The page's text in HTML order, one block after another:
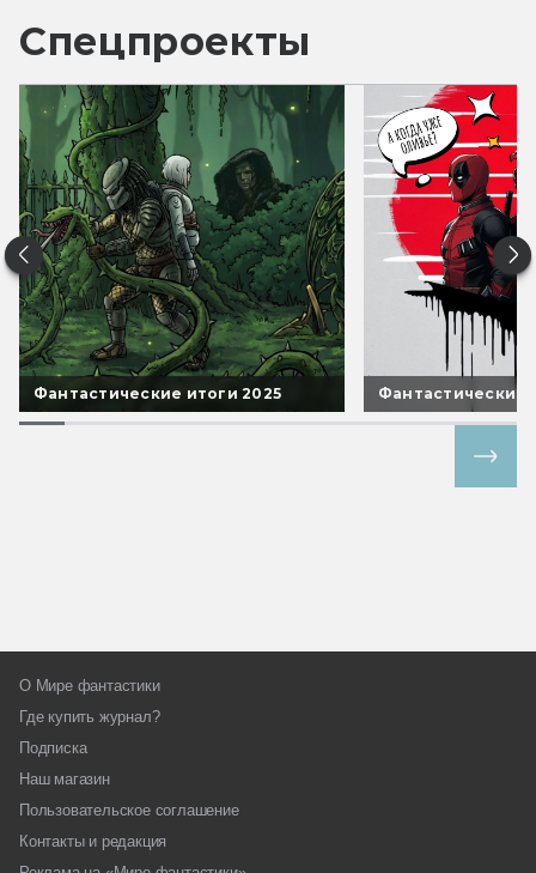
Спецпроекты
Фантастические итоги 2025 Фантастические
О Мире фантастики
Где купить журнал?
Подписка
Наш магазин
Пользовательское соглашение
Контакты и редакция